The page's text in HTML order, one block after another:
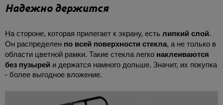
Надежно держится
На стороне, которая прилегает к экрану, есть липкий слой.
Он распределен по всей поверхности стекла, а не только в
области цветной рамки. Такие стекла легко наклеиваются
без пузырей и держатся намного дольше. Значит, их покупка
- более выгодное вложение.